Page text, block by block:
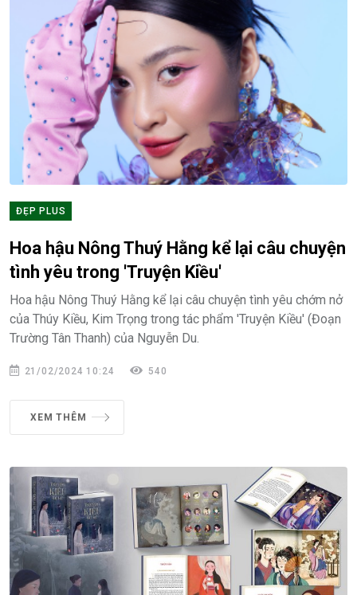
ĐẸP PLUS
Hoa hậu Nông Thuý Hằng kể lại câu chuyện
tình yêu trong 'Truyện Kiều'
Hoa hậu Nông Thuý Hằng kể lại câu chuyện tình yêu chớm nở
của Thúy Kiều, Kim Trọng trong tác phẩm 'Truyện Kiều' (Đoạn
Trường Tân Thanh) của Nguyễn Du.
21/02/2024 10:24 540
XEM THÊM